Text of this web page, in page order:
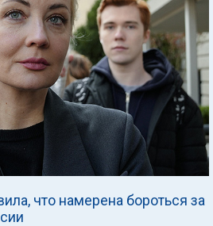
что намерена бороться за